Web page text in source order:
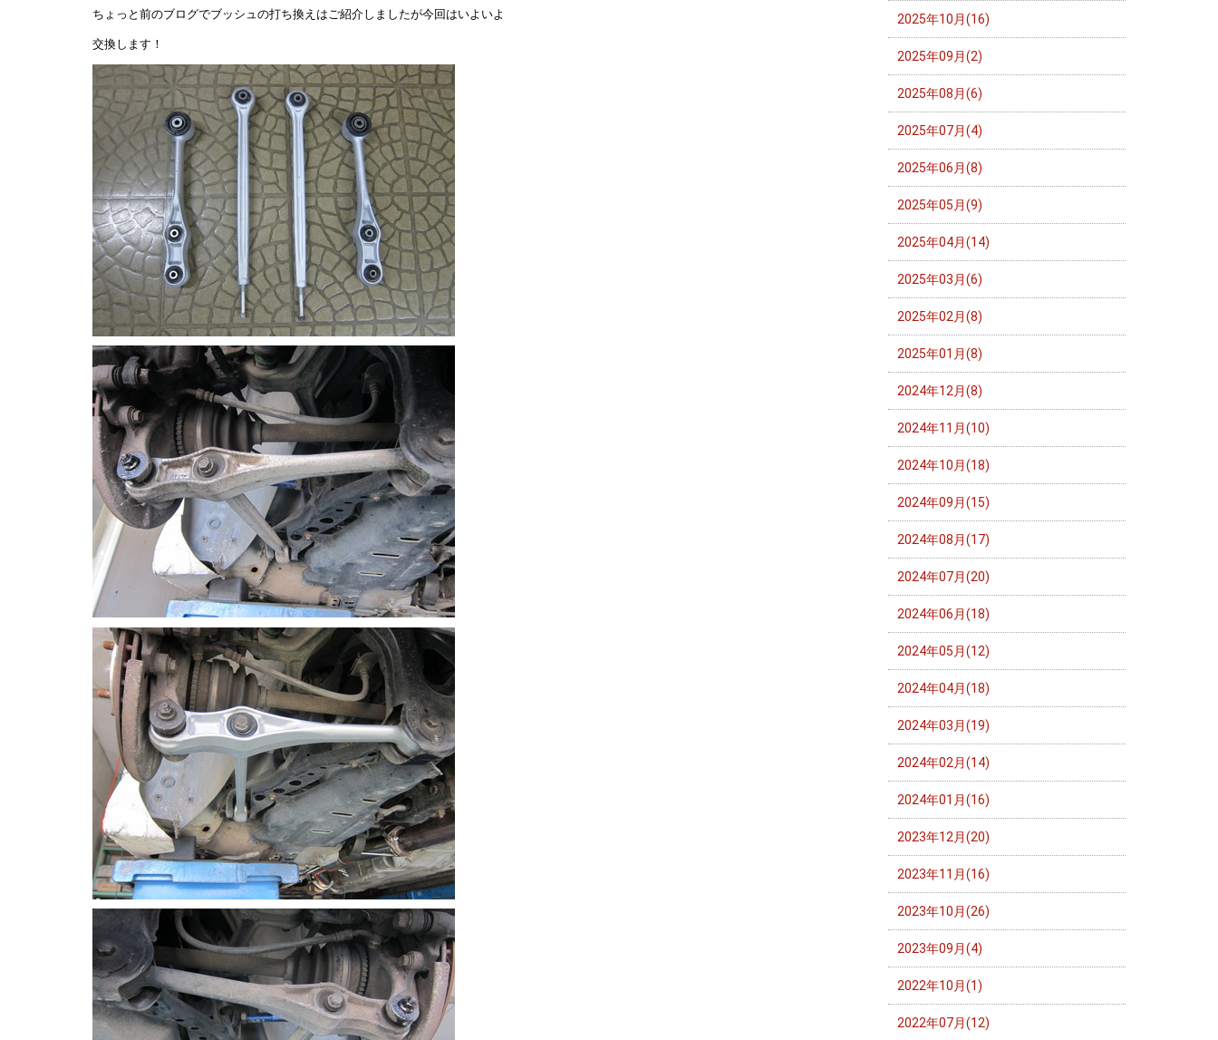
ちょっと前のブログでブッシュの打ち換えはご紹介しましたが今回はいよいよ
交換します！
2025年10月(16)
2025年09月(2)
2025年08月(6)
2025年07月(4)
2025年06月(8)
2025年05月(9)
2025年04月(14)
2025年03月(6)
2025年02月(8)
2025年01月(8)
2024年12月(8)
2024年11月(10)
2024年10月(18)
2024年09月(15)
2024年08月(17)
2024年07月(20)
2024年06月(18)
2024年05月(12)
2024年04月(18)
2024年03月(19)
2024年02月(14)
2024年01月(16)
2023年12月(20)
2023年11月(16)
2023年10月(26)
2023年09月(4)
2022年10月(1)
2022年07月(12)